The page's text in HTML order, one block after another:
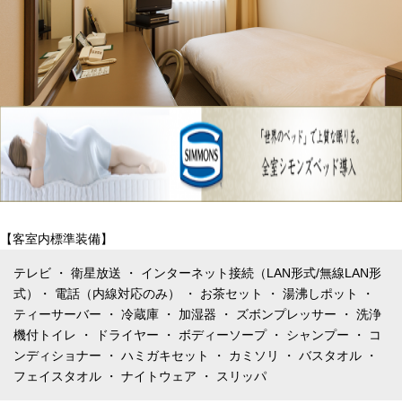
【客室内標準装備】
テレビ ・ 衛星放送 ・ インターネット接続（LAN形式/無線LAN形
式）・ 電話（内線対応のみ） ・ お茶セット ・ 湯沸しポット ・
ティーサーバー ・ 冷蔵庫 ・ 加湿器 ・ ズボンプレッサー ・ 洗浄
機付トイレ ・ ドライヤー ・ ボディーソープ ・ シャンプー ・ コ
ンディショナー ・ ハミガキセット ・ カミソリ ・ バスタオル ・
フェイスタオル ・ ナイトウェア ・ スリッパ